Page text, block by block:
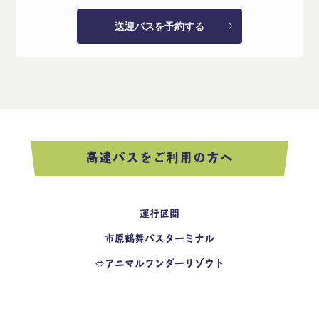
送迎バスを予約する
高速バスをご利用の方へ
運行区間
市原鶴舞バスターミナル
⇔アニマルワンダーリゾウト